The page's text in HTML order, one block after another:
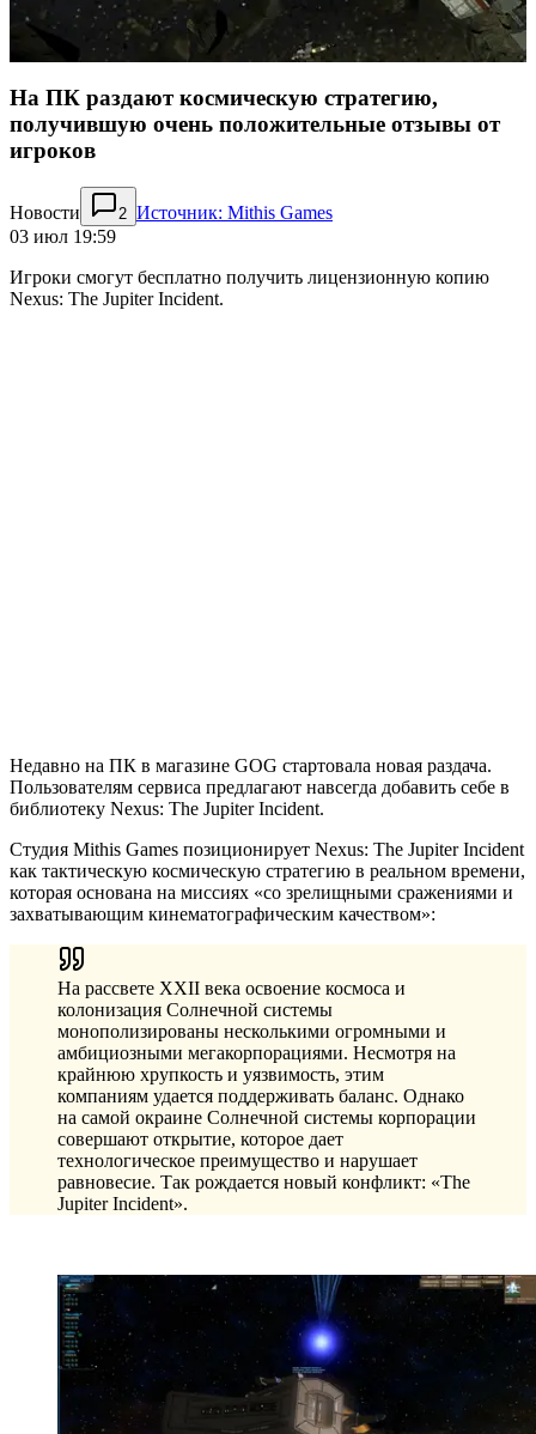
На ПК раздают космическую стратегию,
получившую очень положительные отзывы от
игроков
Новости 2 Источник: Mithis Games
03 июл 19:59
Игроки смогут бесплатно получить лицензионную копию
Nexus: The Jupiter Incident.
Недавно на ПК в магазине GOG стартовала новая раздача.
Пользователям сервиса предлагают навсегда добавить себе в
библиотеку Nexus: The Jupiter Incident.
Студия Mithis Games позиционирует Nexus: The Jupiter Incident
как тактическую космическую стратегию в реальном времени,
которая основана на миссиях «со зрелищными сражениями и
захватывающим кинематографическим качеством»:
На рассвете XXII века освоение космоса и
колонизация Солнечной системы
монополизированы несколькими огромными и
амбициозными мегакорпорациями. Несмотря на
крайнюю хрупкость и уязвимость, этим
компаниям удается поддерживать баланс. Однако
на самой окраине Солнечной системы корпорации
совершают открытие, которое дает
технологическое преимущество и нарушает
равновесие. Так рождается новый конфликт: «The
Jupiter Incident».